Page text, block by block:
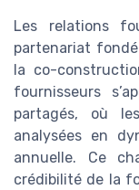
Les relations
partenariat
la co-
fournisseurs
partagés, où
analysées en
annuelle. Ce
crédibilité de la